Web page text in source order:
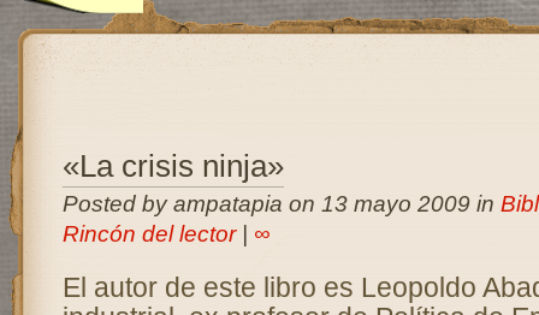
«La crisis ninja»
Posted by ampatapia on 13 mayo 2009 in
Rincón del lector| ∞
El autor de este libro es Leopoldo